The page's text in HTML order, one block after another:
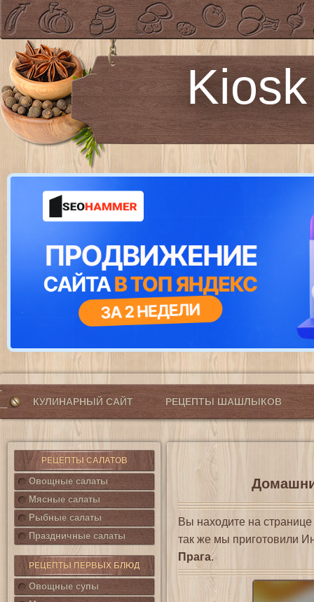
КУЛИНАРНЫЙ САЙТ РЕЦЕПТЫ ШАШЛЫКОВ
РЕЦЕПТЫ САЛАТОВ
Овощные салаты
Мясные салаты
Рыбные салаты
Праздничные салаты
РЕЦЕПТЫ ПЕРВЫХ БЛЮД
Овощные супы
Вы находите на странице
так же мы приготовили
Прага.